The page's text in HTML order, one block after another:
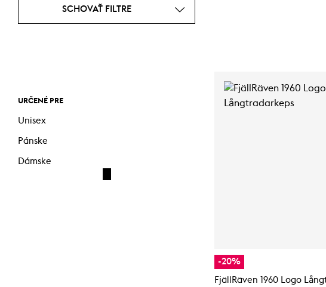
SCHOVAŤ FILTRE
URČENÉ PRE
Unisex
Pánske
Dámske
-20%
FjällRäven 1960 Logo